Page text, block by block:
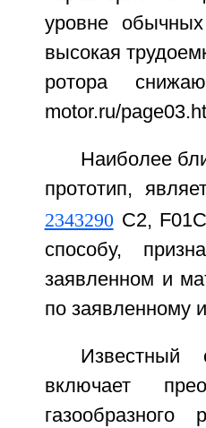
уровне обычных
высокая
ротора
motor.ru/
Наиболее
прототип,
2343290С2, F01C
способу,
заявленном и
по заявленному
Известный
включает